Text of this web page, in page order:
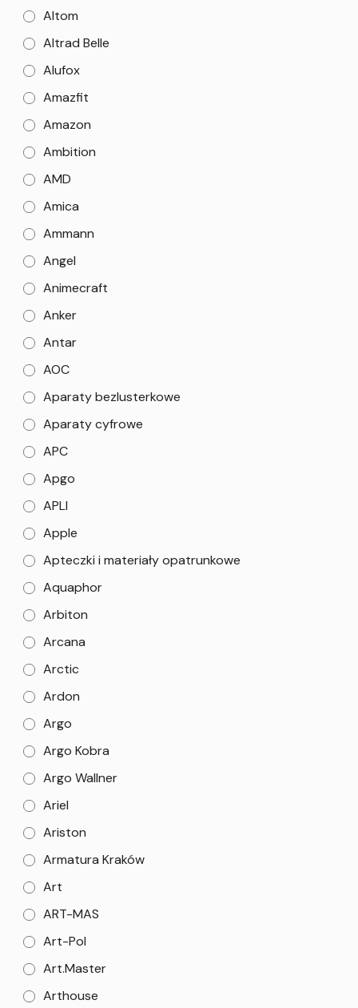
Altom
Altrad Belle
Alufox
Amazfit
Amazon
Ambition
AMD
Amica
Ammann
Angel
Animecraft
Anker
Antar
AOC
Aparaty bezlusterkowe
Aparaty cyfrowe
APC
Apgo
APLI
Apple
Apteczki i materiały opatrunkowe
Aquaphor
Arbiton
Arcana
Arctic
Ardon
Argo
Argo Kobra
Argo Wallner
Ariel
Ariston
Armatura Kraków
Art
ART-MAS
Art-Pol
Art.Master
Arthouse